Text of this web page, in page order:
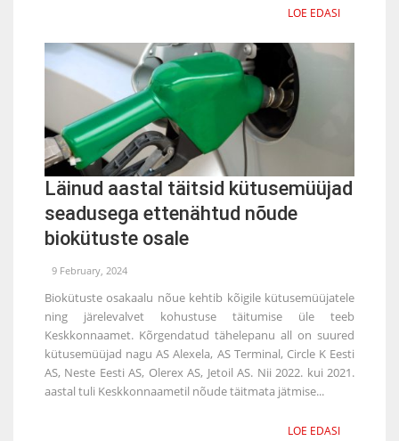
LOE EDASI
Läinud aastal täitsid kütusemüüjad
seadusega ettenähtud nõude
biokütuste osale
9 February, 2024
Biokütuste osakaalu nõue kehtib kõigile kütusemüüjatele
ning järelevalvet kohustuse täitumise üle teeb
Keskkonnaamet. Kõrgendatud tähelepanu all on suured
kütusemüüjad nagu AS Alexela, AS Terminal, Circle K Eesti
AS, Neste Eesti AS, Olerex AS, Jetoil AS. Nii 2022. kui 2021.
aastal tuli Keskkonnaametil nõude täitmata jätmise...
LOE EDASI